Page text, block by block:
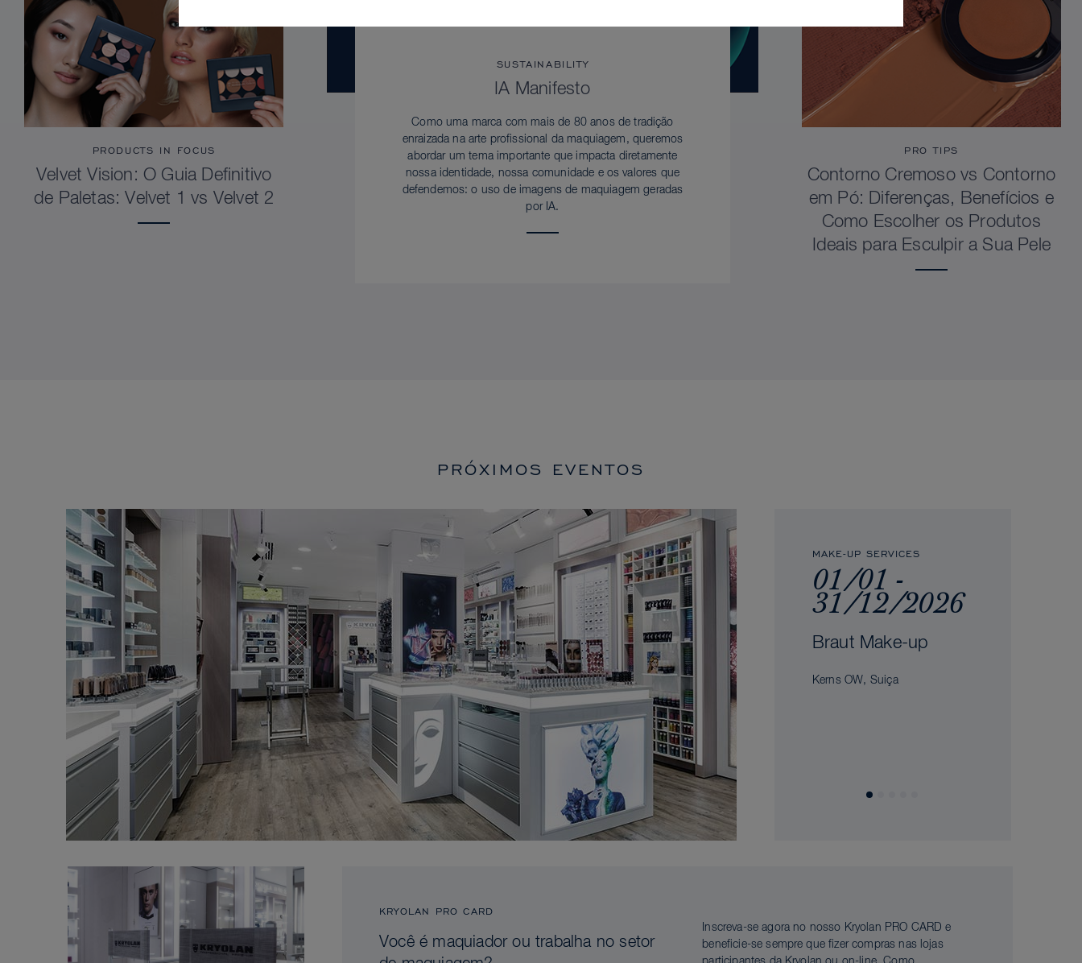
SUSTAINABILITY
IA Manifesto
Como uma marca com mais de 80 anos de tradição
enraizada na arte profissional da maquiagem, queremos
abordar um tema importante que impacta diretamente
nossa identidade, nossa comunidade e os valores que
defendemos: o uso de imagens de maquiagem geradas
por IA.
PRODUCTS IN FOCUS
Velvet Vision: O Guia Definitivo
de Paletas: Velvet 1 vs Velvet 2
PRO TIPS
Contorno Cremoso vs Contorno
em Pó: Diferenças, Benefícios e
Como Escolher os Produtos
Ideais para Esculpir a Sua Pele
PRÓXIMOS EVENTOS
MAKE-UP SERVICES
01/01 -
31/12/2026
Braut Make-up
Kerns OW, Suiça
KRYOLAN PRO CARD
Você é maquiador ou trabalha no setor
Inscreva-se agora no nosso Kryolan PRO CARD e
beneficie-se sempre que fizer compras nas lojas